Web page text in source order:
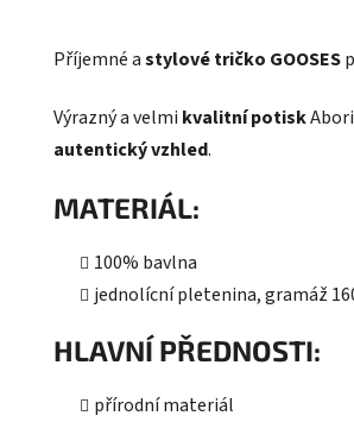
Příjemné astylové tričko GOOSES
Výrazný a velmi kvalitní potisk
autentický vzhled.
MATERIÁL:
100% bavlna
jednolícní pletenina, gramáž
HLAVNÍ PŘEDNOSTI:
přírodní materiál